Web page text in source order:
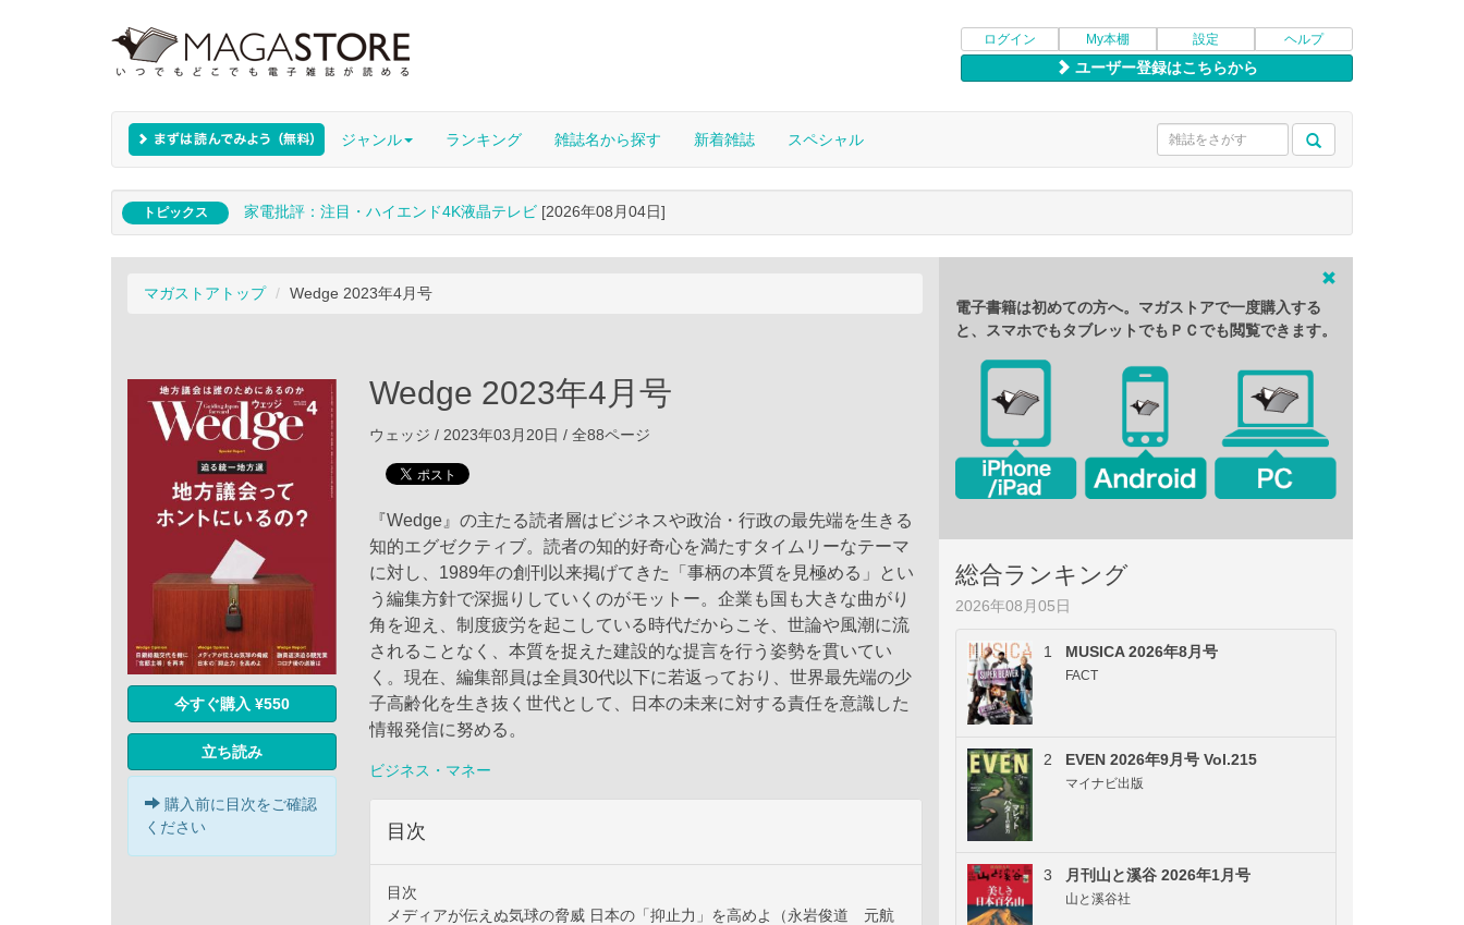
ログイン My本棚 設定 ヘルプ
ユーザー登録はこちらから
ジャンル ランキング 雑誌名から探す 新着雑誌 スペシャル
トピックス 家電批評：注目・ハイエンド4K液晶テレビ [2026年08月04日]
マガストアトップ Wedge 2023年4月号
今すぐ購入 ¥550
立ち読み
購入前に目次をご確認
ください
Wedge 2023年4月号
ウェッジ / 2023年03月20日 / 全88ページ
『Wedge』の主たる読者層はビジネスや政治・行政の最先端を生きる
知的エグゼクティブ。読者の知的好奇心を満たすタイムリーなテーマ
に対し、1989年の創刊以来掲げてきた「事柄の本質を見極める」とい
う編集方針で深掘りしていくのがモットー。企業も国も大きな曲がり
角を迎え、制度疲労を起こしている時代だからこそ、世論や風潮に流
されることなく、本質を捉えた建設的な提言を行う姿勢を貫いてい
く。現在、編集部員は全員30代以下に若返っており、世界最先端の少
子高齢化を生き抜く世代として、日本の未来に対する責任を意識した
情報発信に努める。
ビジネス・マネー
目次
目次
メディアが伝えぬ気球の脅威 日本の「抑止力」を高めよ（永岩俊道 元航
電子書籍は初めての方へ。マガストアで一度購入する
と、スマホでもタブレットでもＰＣでも閲覧できます。
総合ランキング
2026年08月05日
1 MUSICA 2026年8月号
FACT
2 EVEN 2026年9月号 Vol.215
マイナビ出版
3 月刊山と溪谷 2026年1月号
山と溪谷社